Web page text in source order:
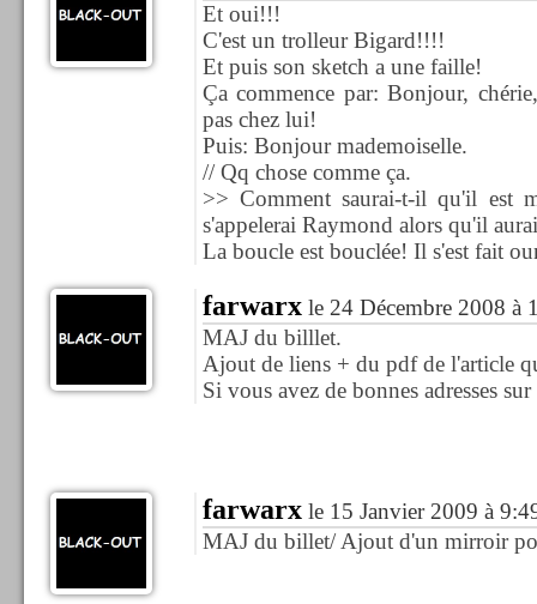
Et oui!!!
C'est un trolleur Bigard!!!!
Et puis son sketch a une faille!
Ça commence par: Bonjour,
pas chez lui!
Puis: Bonjour mademoiselle.
// Qq chose comme ça.
>> Comment saurai-t-il qu'il est
s'appelerai Raymond alors qu'il
La boucle est bouclée! Il s'est fait
farwarxle 24 Décembre 2008 à
MAJ du billlet.
Ajout de liens + du pdf de l'article
Si vous avez de bonnes adresses
farwarxle 15 Janvier 2009 à
MAJ du billet/ Ajout d'un mirroir